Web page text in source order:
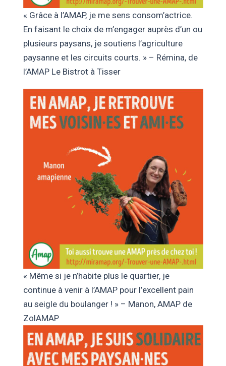
« Grâce à l’AMAP, je me sens consom’actrice.
En faisant le choix de m’engager auprès d’un ou
plusieurs paysans, je soutiens l’agriculture
paysanne et les circuits courts. » – Rémina, de
l’AMAP Le Bistrot à Tisser
« Même si je n’habite plus le quartier, je
continue à venir à l’AMAP pour l’excellent pain
au seigle du boulanger ! » – Manon, AMAP de
ZolAMAP